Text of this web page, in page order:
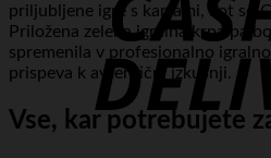
priljubljene igre s kartami, kot so
Priložena zelena igralna krpa pa
spremenila v profesionalno
prispeva k avtentični izkušnji.
Vse, kar potrebujete